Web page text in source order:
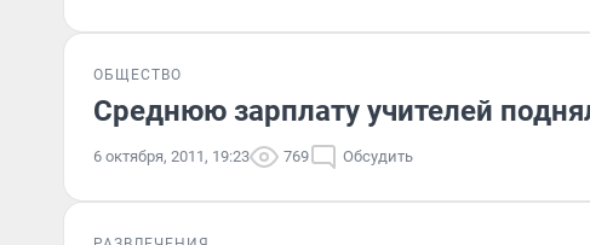
ОБЩЕСТВО
Среднюю зарплату учителей
6 октября, 2011, 19:23 769 Обсудить